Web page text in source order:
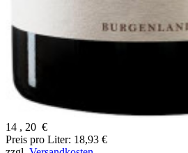
14 , 20 €
Preis pro Liter: 18,93 €